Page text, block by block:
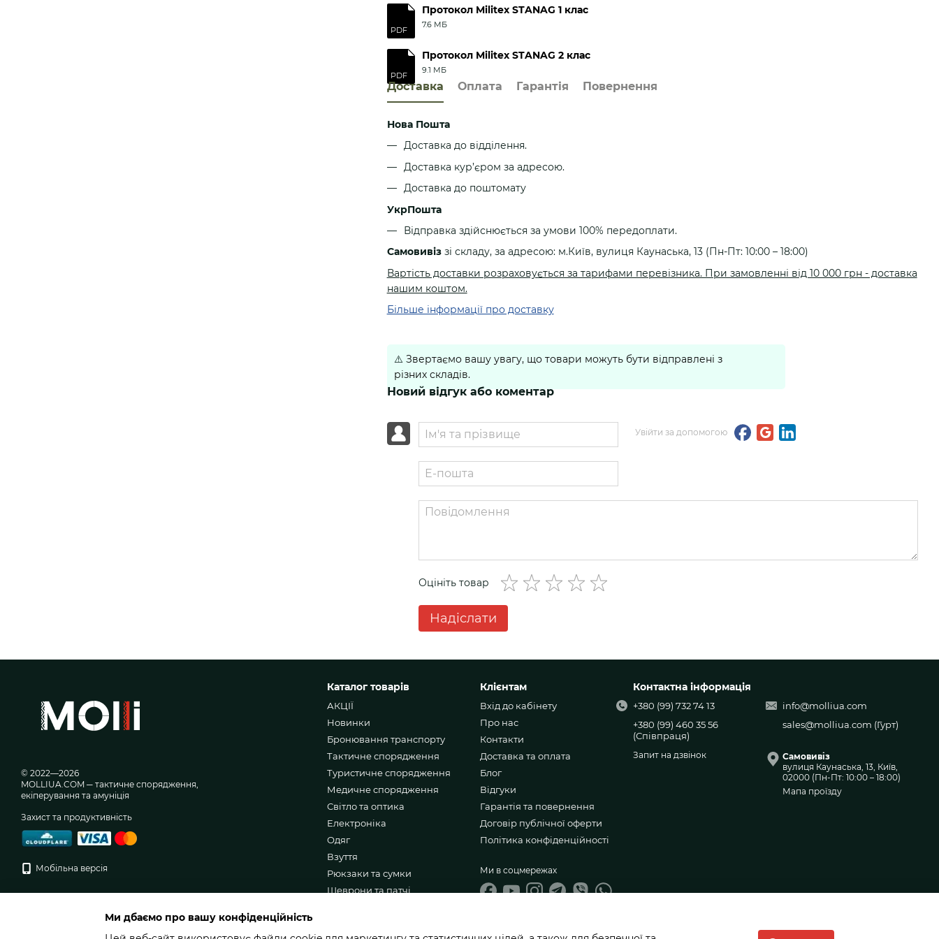
• Телефон:+380 (99) 732 74 13
• Email:sales@molliua.com
PDF
Протокол Militex STANAG 1 клас
7.6 МБ
PDF
Протокол Militex STANAG 2 клас
9.1 МБ
Доставка Оплата Гарантія Повернення
Нова Пошта
Доставка до відділення.
Доставка кур’єром за адресою.
Доставка до поштомату
УкрПошта
Відправка здійснюється за умови 100% передоплати.
Самовивіз зі складу, за адресою: м.Київ, вулиця Каунаська, 13 (Пн-Пт: 10:00 – 18:00)
Вартість доставки розраховується за тарифами перевізника. При замовленні від 10 000 грн - доставка
нашим коштом.
Більше інформації про доставку
⚠️ Звертаємо вашу увагу, що товари можуть бути відправлені з
різних складів.
Новий відгук або коментар
Увійти за допомогою
Оцініть товар
Надіслати
© 2022—2026
MOLLIUA.COM ─ тактичне спорядження,
екіперування та амуніція
Захист та продуктивність
Мобільна версія
Каталог товарів
АКЦІЇ
Новинки
Бронювання транспорту
Тактичне спорядження
Туристичне спорядження
Медичне спорядження
Світло та оптика
Електроніка
Одяг
Взуття
Рюкзаки та сумки
Шеврони та патчі
Клієнтам
Вхід до кабінету
Про нас
Контакти
Доставка та оплата
Блог
Відгуки
Гарантія та повернення
Договір публічної оферти
Політика конфіденційності
Ми в соцмережах
Контактна інформація
+380 (99) 732 74 13
+380 (99) 460 35 56
(Співпраця)
Запит на дзвінок
info@molliua.com
sales@molliua.com (Гурт)
Самовивіз
вулиця Каунаська, 13, Київ,
02000 (Пн-Пт: 10:00 – 18:00)
Мапа проїзду
Ми дбаємо про вашу конфіденційність